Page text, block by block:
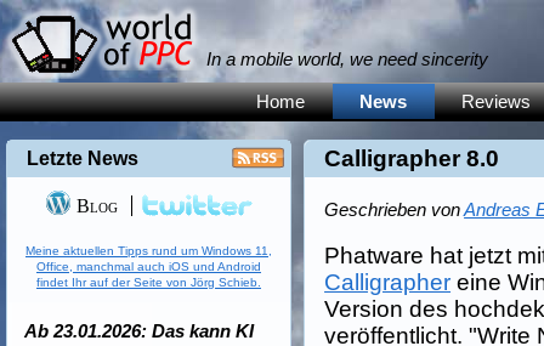
In a mobile world, we need sincerity
Home News Reviews
Calligrapher 8.0
Geschrieben vonAndreas
Phatware hat jetzt
Calligrapher eine
Version des
veröffentlicht. "Write
Letzte News
Blog
Meine aktuellen Tipps rund um Windows 11,
Office, manchmal auch iOS und Android
findet Ihr auf der Seite von Jörg Schieb.
Ab 23.01.2026: Das kann KI